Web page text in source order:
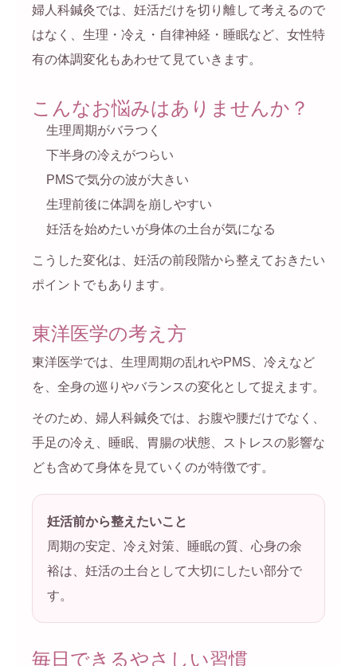
婦人科鍼灸では、妊活だけを切り離して考えるので
はなく、生理・冷え・自律神経・睡眠など、女性特
有の体調変化もあわせて見ていきます。
こんなお悩みはありませんか？
生理周期がバラつく
下半身の冷えがつらい
PMSで気分の波が大きい
生理前後に体調を崩しやすい
妊活を始めたいが身体の土台が気になる
こうした変化は、妊活の前段階から整えておきたい
ポイントでもあります。
東洋医学の考え方
東洋医学では、生理周期の乱れやPMS、冷えなど
を、全身の巡りやバランスの変化として捉えます。
そのため、婦人科鍼灸では、お腹や腰だけでなく、
手足の冷え、睡眠、胃腸の状態、ストレスの影響な
ども含めて身体を見ていくのが特徴です。
妊活前から整えたいこと
周期の安定、冷え対策、睡眠の質、心身の余
裕は、妊活の土台として大切にしたい部分で
す。
毎日できるやさしい習慣